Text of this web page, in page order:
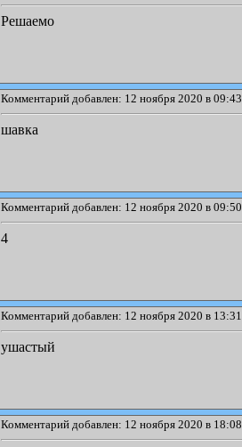
Решаемо
Комментарий добавлен: 12 ноября 2020 в 09:43
шавка
Комментарий добавлен: 12 ноября 2020 в 09:50
4
Комментарий добавлен: 12 ноября 2020 в 13:31
ушастый
Комментарий добавлен: 12 ноября 2020 в 18:08